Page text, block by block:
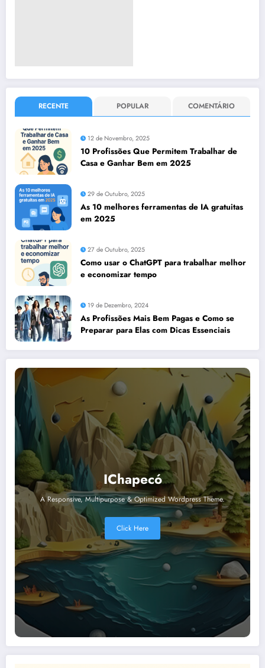
RECENTE POPULAR COMENTÁRIO
12 de Novembro, 2025
10 Profissões Que Permitem Trabalhar de
Casa e Ganhar Bem em 2025
29 de Outubro, 2025
As 10 melhores ferramentas de IA gratuitas
em 2025
27 de Outubro, 2025
Como usar o ChatGPT para trabalhar melhor
e economizar tempo
19 de Dezembro, 2024
As Profissões Mais Bem Pagas e Como se
Preparar para Elas com Dicas Essenciais
IChapecó
A Responsive, Multipurpose & Optimized Wordpress Theme.
Click Here